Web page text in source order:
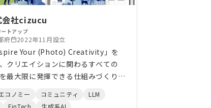
会社cizucu
ートアップ
府 2022年11月設立
Your (Photo) Creativity」を
クリエイションに関わるすべての
最大限に発揮できる仕組みづくりを
フォトプラットフォーム
コノミー コミュニティ
LLM
FinTech
生成系AI